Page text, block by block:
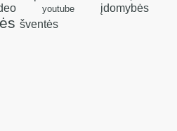
youtube įdomybės
šventės